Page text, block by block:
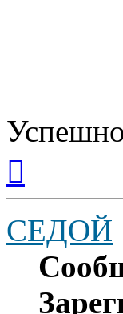
началу
СЕДОЙ